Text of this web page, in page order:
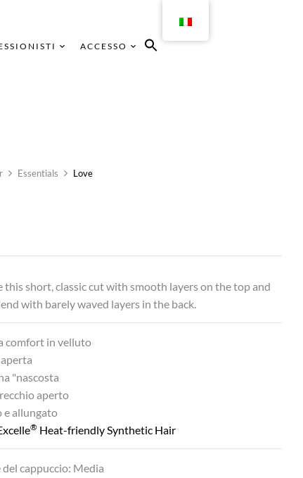
ACCESSO
Essentials Love
this short, classic cut with smooth layers on the top and
with barely waved layers in the back.
comfort in velluto
"nascosta
aperto
e allungato
® Heat-friendly Synthetic Hair
cappuccio: Media